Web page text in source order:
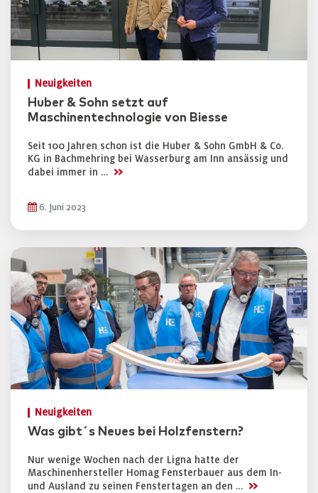
Neuigkeiten
Huber & Sohn setzt auf
Maschinentechnologie von Biesse
Seit 100 Jahren schon ist die Huber & Sohn GmbH & Co.
KG in Bachmehring bei Wasserburg am Inn ansässig und
dabei immer in … >>
6. Juni 2023
Neuigkeiten
Was gibt´s Neues bei Holzfenstern?
Nur wenige Wochen nach der Ligna hatte der
Maschinenhersteller Homag Fensterbauer aus dem In-
und Ausland zu seinen Fenstertagen an den … >>